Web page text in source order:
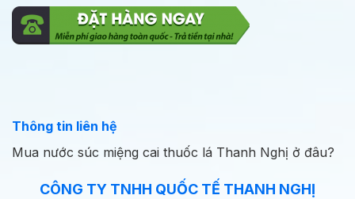
Thông tin liên hệ
Mua nước súc miệng cai thuốc lá Thanh Nghị ở đâu?
CÔNG TY TNHH QUỐC TẾ THANH NGHỊ